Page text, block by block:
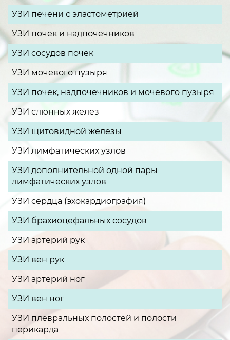
УЗИ печени с эластометрией
УЗИ почек и надпочечников
УЗИ сосудов почек
УЗИ мочевого пузыря
УЗИ почек, надпочечников и мочевого пузыря
УЗИ слюнных желез
УЗИ щитовидной железы
УЗИ лимфатических узлов
УЗИ дополнительной одной пары
лимфатических узлов
УЗИ сердца (эхокардиография)
УЗИ брахиоцефальных сосудов
УЗИ артерий рук
УЗИ вен рук
УЗИ артерий ног
УЗИ вен ног
УЗИ плевральных полостей и полости
перикарда